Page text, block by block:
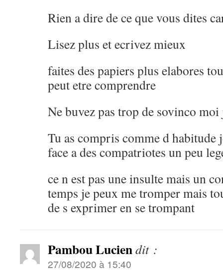
Rien a dire de ce que vous dites
Lisez plus et ecrivez mieux
faites des papiers plus elabores
peut etre comprendre
Ne buvez pas trop de sovinco
Tu as compris comme d habitude
face a des compatriotes un peu
ce n est pas une insulte mais un
temps je peux me tromper mais
de s exprimer en se trompant
Pambou Luciendit :
27/08/2020 à 15:40